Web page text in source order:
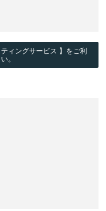
ィングサービス 】をご利
。